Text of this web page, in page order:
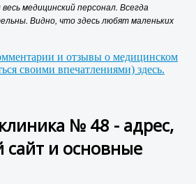
медицинский персонал. Всегда
Видно, что здесь любят маленьких
и отзывы о медицинском
своими впечатлениями) здесь.
№ 48 - адрес,
и основные